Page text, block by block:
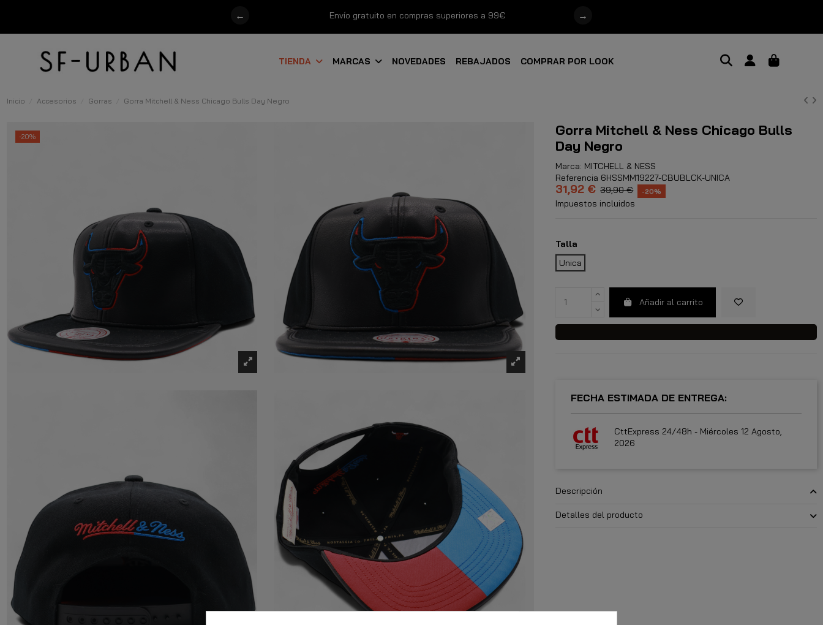
Envío gratuito en compras superiores a 99€
← →
TIENDA MARCAS NOVEDADES REBAJADOS COMPRAR POR LOOK
Inicio Accesorios Gorras Gorra Mitchell & Ness Chicago Bulls Day Negro
-20%
Gorra Mitchell & Ness Chicago Bulls
Day Negro
Marca: MITCHELL & NESS
Referencia 6HSSMM19227-CBUBLCK-UNICA
31,92 € 39,90 € -20%
Impuestos incluidos
Talla
Unica
Añadir al carrito
FECHA ESTIMADA DE ENTREGA:
CttExpress 24/48h - Miércoles 12 Agosto,
2026
Descripción
Detalles del producto